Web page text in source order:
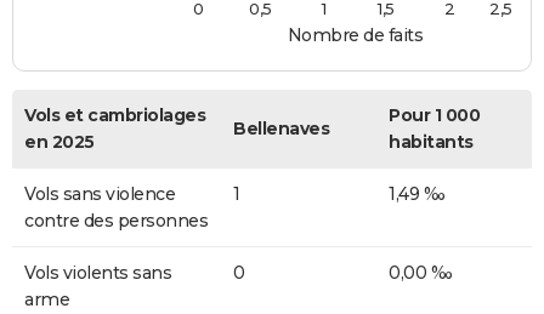
Nombre de faits
0
0,5 1 1,5 2 2,5
Vols et cambriolages
en 2025
Bellenaves
Pour 1 000
habitants
Vols sans violence
contre des personnes
1 1,49 ‰
Vols violents sans
arme
0 0,00 ‰